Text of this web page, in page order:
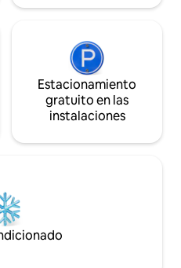
Estacionamiento
gratuito en las
instalaciones